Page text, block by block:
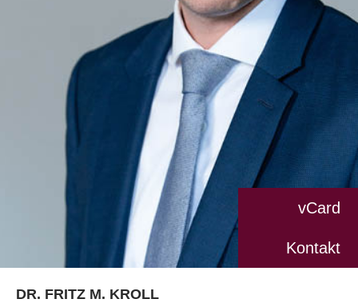
vCard
Kontakt
DR. FRITZ M. KROLL